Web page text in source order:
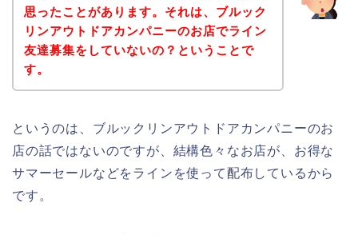
思ったことがあります。それは、ブルック
リンアウトドアカンパニーのお店でライン
友達募集をしていないの？ということで
す。
というのは、ブルックリンアウトドアカンパニーのお
店の話ではないのですが、結構色々なお店が、お得な
サマーセールなどをラインを使って配布しているから
です。